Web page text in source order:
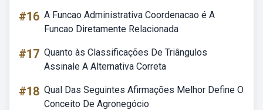
#16 A Funcao Administrativa Coordenacao é A
Funcao Diretamente Relacionada
#17 Quanto às Classificações De Triângulos
Assinale A Alternativa Correta
#18 Qual Das Seguintes Afirmações Melhor Define O
Conceito De Agronegócio